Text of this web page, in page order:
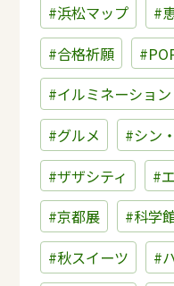
#浜松マップ
#
#合格祈願
#イルミネーション
#グルメ
#シン
#ザザシティ
#
#京都展
#科学
#秋スイーツ
#